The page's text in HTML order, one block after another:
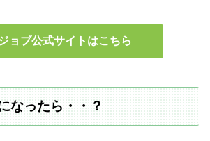
ョブ公式サイトはこちら
なったら・・？